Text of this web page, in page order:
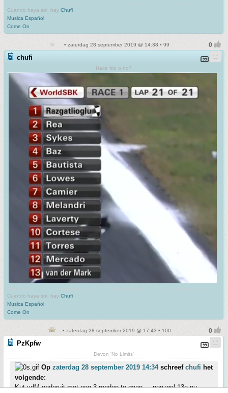
Cuando haya sol, hay Chufi
Musica Español
Come On
• zaterdag 28 september 2019 @ 14:38 • 99
chufi
Hace frio o no?
Cuando haya sol, hay Chufi
Musica Español
Come On
• zaterdag 28 september 2019 @ 17:43 • 100
PzKpfw
Devon 'No Limits'
Op zaterdag 28 september 2019 14:34schreef chufi het
volgende:
Kut vdM onderuit met nog 3 ronden te gaan ... nog wel 13e nu